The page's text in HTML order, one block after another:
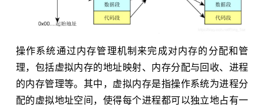
操作系统通过内存管理机制来完成对内存的分配和管
理，包括虚拟内存的地址映射、内存分配与回收、进程
的内存管理等。其中，虚拟内存是指操作系统为进程分
配的虚拟地址空间，使得每个进程都可以独立地占有一